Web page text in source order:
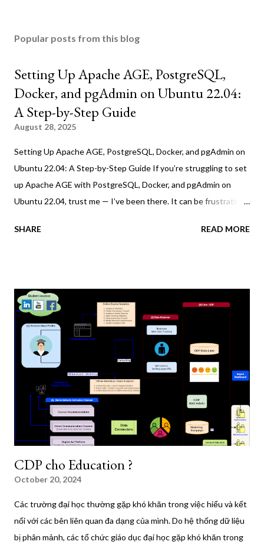
Popular posts from this blog
Setting Up Apache AGE, PostgreSQL,
Docker, and pgAdmin on Ubuntu 22.04:
A Step-by-Step Guide
August 28, 2025
Setting Up Apache AGE, PostgreSQL, Docker, and pgAdmin on
Ubuntu 22.04: A Step-by-Step Guide If you’re struggling to set
up Apache AGE with PostgreSQL, Docker, and pgAdmin on
Ubuntu 22.04, trust me — I’ve been there. It can be frustrating,
Before starting, make sure you have installed the following
Install required packages: sudo apt install ca-certificates curl
Add Docker's official GPG key: sudo install -m 0755 -d
/etc/apt/keyrings sudo curl -fsSL
https://download.docker.com/linux/ubuntu/gpg -o
/etc/apt/keyrings/docker.asc sudo chmod a+r
/etc/apt/keyrings/docker.asc Add the Docker repository: echo
"deb [arch=$(dpkg --print-architecture) signed-
by=/etc/apt/keyrings/docker.asc]
https://download.docker.com/linux/ubuntu $(. /etc/os-r...
SHARE READ MORE
CDP cho Education ?
October 20, 2024
Các trường đại học thường gặp khó khăn trong việc hiểu và kết
nối với các bên liên quan đa dạng của mình. Do hệ thống dữ liệu
bị phân mảnh, các tổ chức giáo dục đại học gặp khó khăn trong